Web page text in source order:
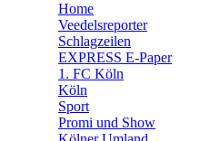
Home
Veedelsreporter
Schlagzeilen
EXPRESS E-Paper
1. FC Köln
Köln
Sport
Promi und Show